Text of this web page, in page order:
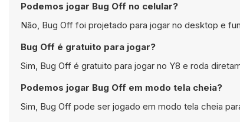
Podemos jogar Bug Off no celular?
Não, Bug Off foi projetado para jogar no desktop e
Bug Off é gratuito para jogar?
Sim, Bug Off é gratuito para jogar no Y8 e roda
Podemos jogar Bug Off em modo tela cheia?
Sim, Bug Off pode ser jogado em modo tela cheia